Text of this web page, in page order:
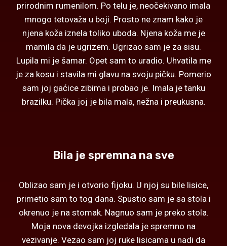
prirodnim rumenilom. Po telu je, neočekivano imala
mnogo tetovaža u boji. Prosto ne znam kako je
njena koža iznela toliko uboda. Njena koža me je
mamila da je ugrizem. Ugrizao sam je za sisu.
Lupila mi je šamar. Opet sam to uradio. Uhvatila me
je za kosu i stavila mi glavu na svoju pičku. Pomerio
sam joj gaćice zibima i probao je. Imala je tanku
brazilku. Pička joj je bila mala, nežna i preukusna.
Bila je spremna na sve
Oblizao sam je i otvorio fijoku. U njoj su bile lisice,
primetio sam to tog dana. Spustio sam je sa stola i
okrenuo je na stomak. Nagnuo sam je preko stola.
Moja nova devojka izgledala je spremno na
vezivanje. Vezao sam joj ruke lisicama u nadi da